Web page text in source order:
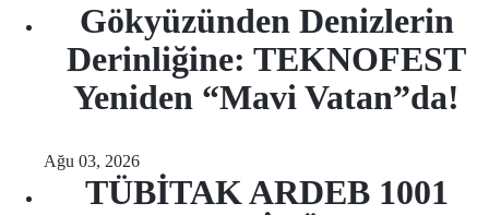
Gökyüzünden Denizlerin
Derinliğine: TEKNOFEST
Yeniden “Mavi Vatan”da!
Ağu 03, 2026
TÜBİTAK ARDEB 1001